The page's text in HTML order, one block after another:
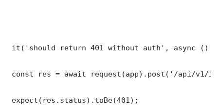
it('should return 401 without auth', async ()
const res = await request(app).post('/api/v1/
expect(res.status).toBe(401);